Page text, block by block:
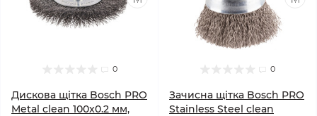
0
Дискова щітка Bosch PRO
Metal clean 100x0.2 мм,
0
Зачисна щітка Bosch PRO
Stainless Steel clean